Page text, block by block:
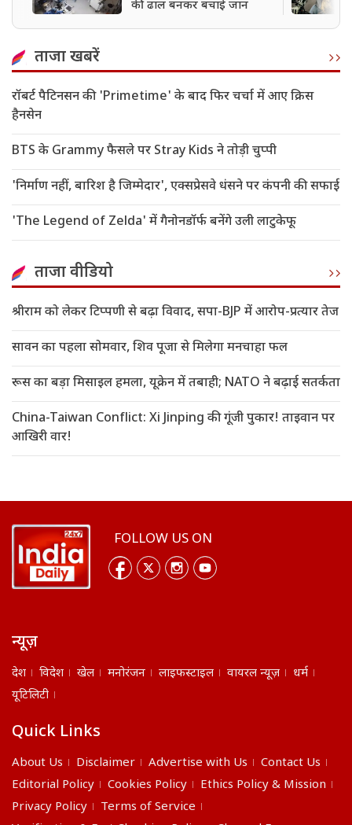
की ढाल बनकर बचाई जान
ताजा खबरें
रॉबर्ट पैटिनसन की 'Primetime' के बाद फिर चर्चा में आए क्रिस
हैनसेन
BTS के Grammy फैसले पर Stray Kids ने तोड़ी चुप्पी
'निर्माण नहीं, बारिश है जिम्मेदार', एक्सप्रेसवे धंसने पर कंपनी की सफाई
'The Legend of Zelda' में गैनोनडॉर्फ बनेंगे उली लाटुकेफू
ताजा वीडियो
श्रीराम को लेकर टिप्पणी से बढ़ा विवाद, सपा-BJP में आरोप-प्रत्यार तेज
सावन का पहला सोमवार, शिव पूजा से मिलेगा मनचाहा फल
रूस का बड़ा मिसाइल हमला, यूक्रेन में तबाही; NATO ने बढ़ाई सतर्कता
China-Taiwan Conflict: Xi Jinping की गूंजी पुकार! ताइवान पर
आखिरी वार!
FOLLOW US ON
न्यूज़
देश विदेश खेल मनोरंजन लाइफस्टाइल वायरल न्यूज़
धर्म
यूटिलिटी
Quick Links
About Us Disclaimer Advertise with Us
Contact Us
Editorial Policy
Cookies Policy
Ethics Policy & Mission
Privacy Policy
Terms of Service